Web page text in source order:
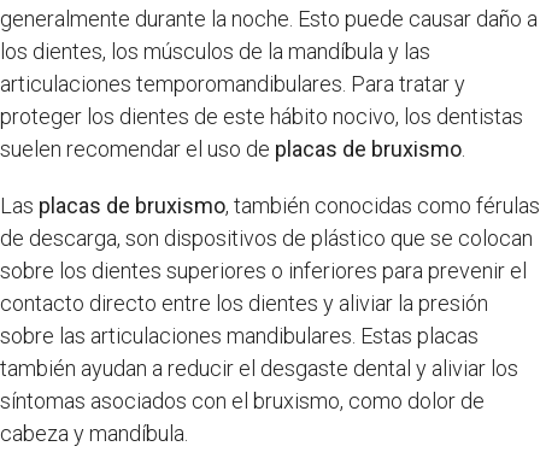
generalmente durante la noche. Esto puede causar daño a
los dientes, los músculos de la mandíbula y las
articulaciones temporomandibulares. Para tratar y
proteger los dientes de este hábito nocivo, los dentistas
suelen recomendar el uso de placas de bruxismo
Las placas de bruxismo, también conocidas como férulas
de descarga, son dispositivos de plástico que se colocan
sobre los dientes superiores o inferiores para prevenir el
contacto directo entre los dientes y aliviar la presión
sobre las articulaciones mandibulares. Estas placas
también ayudan a reducir el desgaste dental y aliviar los
síntomas asociados con el bruxismo, como dolor de
cabeza y mandíbula.